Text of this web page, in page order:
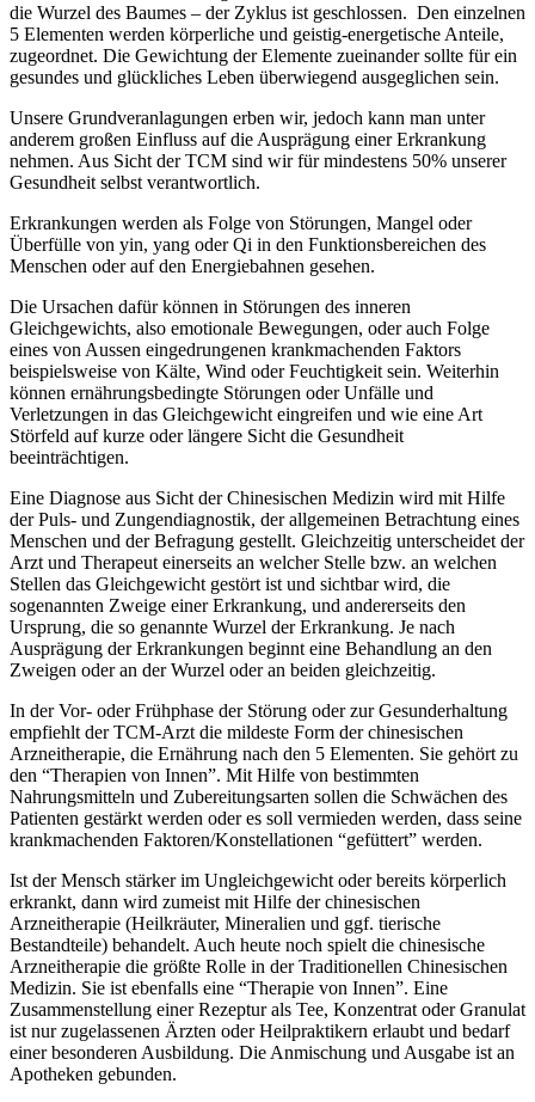
die Wurzel des Baumes – der Zyklus ist geschlossen. Den einzelnen
5 Elementen werden körperliche und geistig-energetische Anteile,
zugeordnet. Die Gewichtung der Elemente zueinander sollte für ein
gesundes und glückliches Leben überwiegend ausgeglichen sein.
Unsere Grundveranlagungen erben wir, jedoch kann man unter
anderem großen Einfluss auf die Ausprägung einer Erkrankung
nehmen. Aus Sicht der TCM sind wir für mindestens 50% unserer
Gesundheit selbst verantwortlich.
Erkrankungen werden als Folge von Störungen, Mangel oder
Überfülle von yin, yang oder Qi in den Funktionsbereichen des
Menschen oder auf den Energiebahnen gesehen.
Die Ursachen dafür können in Störungen des inneren
Gleichgewichts, also emotionale Bewegungen, oder auch Folge
eines von Aussen eingedrungenen krankmachenden Faktors
beispielsweise von Kälte, Wind oder Feuchtigkeit sein. Weiterhin
können ernährungsbedingte Störungen oder Unfälle und
Verletzungen in das Gleichgewicht eingreifen und wie eine Art
Störfeld auf kurze oder längere Sicht die Gesundheit
beeinträchtigen.
Eine Diagnose aus Sicht der Chinesischen Medizin wird mit Hilfe
der Puls- und Zungendiagnostik, der allgemeinen Betrachtung eines
Menschen und der Befragung gestellt. Gleichzeitig unterscheidet der
Arzt und Therapeut einerseits an welcher Stelle bzw. an welchen
Stellen das Gleichgewicht gestört ist und sichtbar wird, die
sogenannten Zweige einer Erkrankung, und andererseits den
Ursprung, die so genannte Wurzel der Erkrankung. Je nach
Ausprägung der Erkrankungen beginnt eine Behandlung an den
Zweigen oder an der Wurzel oder an beiden gleichzeitig.
In der Vor- oder Frühphase der Störung oder zur Gesunderhaltung
empfiehlt der TCM-Arzt die mildeste Form der chinesischen
Arzneitherapie, die Ernährung nach den 5 Elementen. Sie gehört zu
den “Therapien von Innen”. Mit Hilfe von bestimmten
Nahrungsmitteln und Zubereitungsarten sollen die Schwächen des
Patienten gestärkt werden oder es soll vermieden werden, dass seine
krankmachenden Faktoren/Konstellationen “gefüttert” werden.
Ist der Mensch stärker im Ungleichgewicht oder bereits körperlich
erkrankt, dann wird zumeist mit Hilfe der chinesischen
Arzneitherapie (Heilkräuter, Mineralien und ggf. tierische
Bestandteile) behandelt. Auch heute noch spielt die chinesische
Arzneitherapie die größte Rolle in der Traditionellen Chinesischen
Medizin. Sie ist ebenfalls eine “Therapie von Innen”. Eine
Zusammenstellung einer Rezeptur als Tee, Konzentrat oder Granulat
ist nur zugelassenen Ärzten oder Heilpraktikern erlaubt und bedarf
einer besonderen Ausbildung. Die Anmischung und Ausgabe ist an
Apotheken gebunden.